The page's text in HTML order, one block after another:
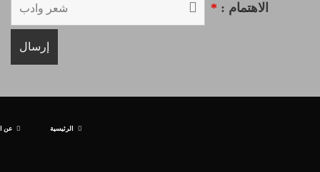
الاهتمام : *
الرئيسية عن